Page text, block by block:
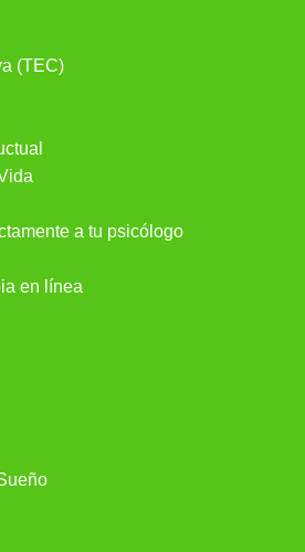
(TEC)
a tu psicólogo
en línea